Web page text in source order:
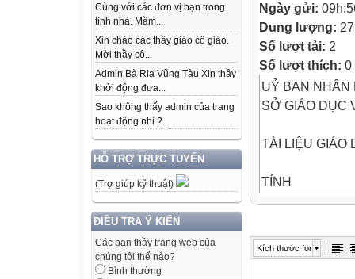
Cùng với các đơn vị bạn trong
tỉnh nhà. Mầm...
Xin chào các thầy giáo cô giáo.
Mời thầy cô...
Admin Bà Rịa Vũng Tàu Xin thầy
khởi động đưa...
Sao không thấy admin của trang
hoạt động nhỉ ?...
HỖ TRỢ TRỰC TUYẾN
(Trợ giúp kỹ thuật)
ĐIỀU TRA Ý KIẾN
Các bạn thầy trang web của
chúng tôi thế nào?
Bình thường
Ngày gửi:
Dung lượng:
Số lượt tải: 2
Số lượt thích: 0
UỶ BAN NHÂN
SỞ GIÁO DỤC
TÀI LIỆU GIÁO
TỈNH
Lớp
Kích thước font